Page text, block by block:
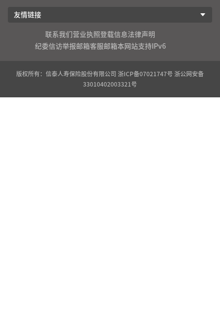
友情链接
联系我们 营业执照登载信息法律声明
纪委信访举报邮箱客服邮箱本网站支持IPv6
版权所有：信泰人寿保险股份有限公司 浙ICP备07021747号 浙公网安备
33010402003321号